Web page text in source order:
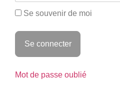
Se souvenir de moi
Mot de passe oublié